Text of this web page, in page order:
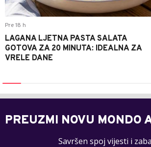
Pre 18 h
LAGANA LJETNA PASTA SALATA
GOTOVA ZA 20 MINUTA: IDEALNA ZA
VRELE DANE
PREUZMI NOVU MONDO
Savršen spoj vijesti i